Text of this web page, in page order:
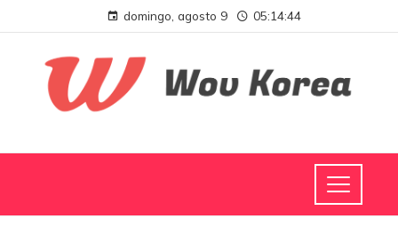
domingo, agosto 9 05:14:44